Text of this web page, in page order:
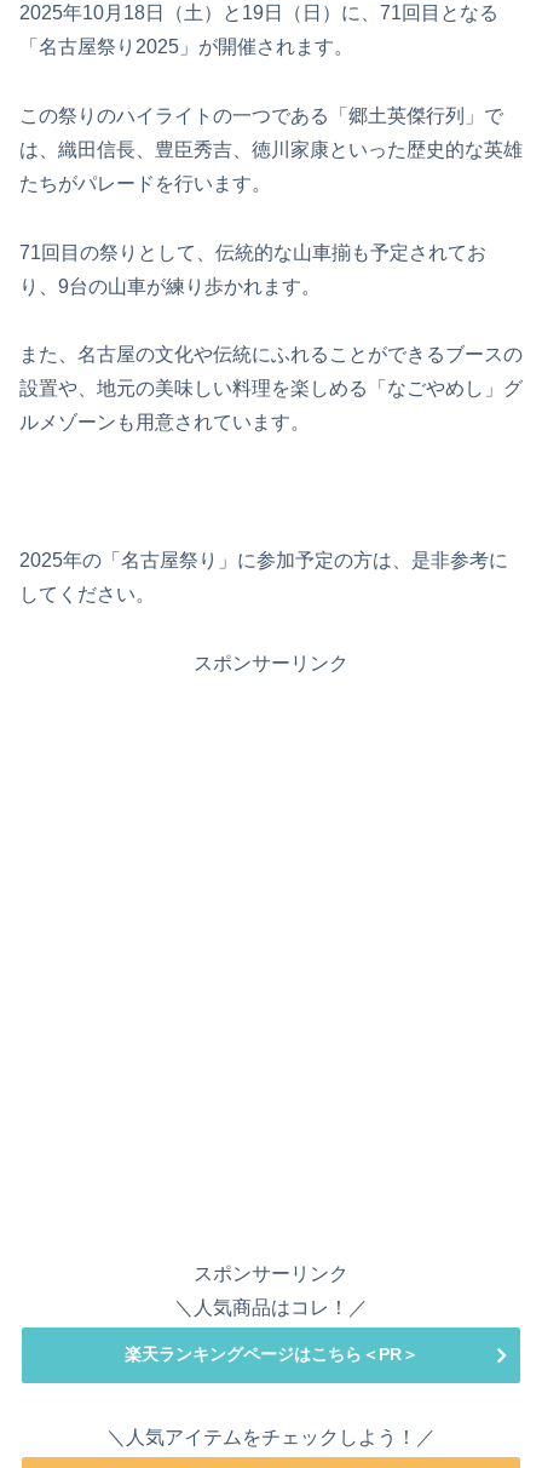
2025年10月18日（土）と19日（日）に、71回目となる
「名古屋祭り2025」が開催されます。
この祭りのハイライトの一つである「郷土英傑行列」で
は、織田信長、豊臣秀吉、徳川家康といった歴史的な英雄
たちがパレードを行います。
71回目の祭りとして、伝統的な山車揃も予定されてお
り、9台の山車が練り歩かれます。
また、名古屋の文化や伝統にふれることができるブースの
設置や、地元の美味しい料理を楽しめる「なごやめし」グ
ルメゾーンも用意されています。
2025年の「名古屋祭り」に参加予定の方は、是非参考に
してください。
スポンサーリンク
スポンサーリンク
＼人気商品はコレ！／
楽天ランキングページはこちら＜PR＞
＼人気アイテムをチェックしよう！／